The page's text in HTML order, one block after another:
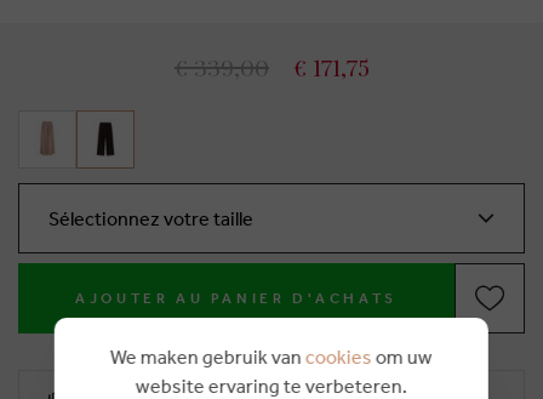
€ 339,00 € 171,75
Sélectionnez votre taille
AJOUTER AU PANIER D'ACHATS
We maken gebruik van cookies om uw
website ervaring te verbeteren.